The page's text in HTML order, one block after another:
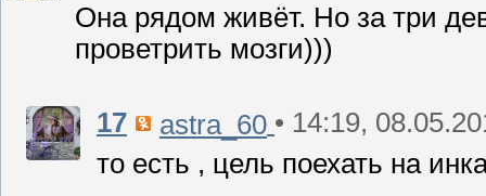
Она рядом живёт. Но за три
проветрить мозги)))
17 astra_60 • 14:19,
то есть , цель поехать на